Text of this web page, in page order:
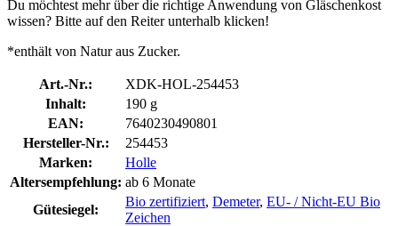
Du möchtest mehr über die richtige Anwendung von Gläschenkost
wissen? Bitte auf den Reiter unterhalb klicken!
*enthält von Natur aus Zucker.
Art.-Nr.:
XDK-HOL-254453
Inhalt:
190 g
EAN:
7640230490801
Hersteller-Nr.:
254453
Marken:
Holle
Altersempfehlung: ab 6 Monate
Gütesiegel:
Bio zertifiziert, Demeter, EU- / Nicht-EU Bio
Zeichen